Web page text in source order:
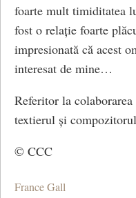
foarte mult timiditatea
fost o relație foarte
impresionată că acest
interesat de mine…
Referitor la
textierul și
© CCC
France Gall